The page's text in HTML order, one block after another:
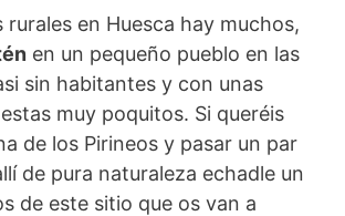
rurales en Huesca hay muchos,
en un pequeño pueblo en las
sin habitantes y con unas
muy poquitos. Si queréis
de los Pirineos y pasar un par
de pura naturaleza echadle un
de este sitio que os van a